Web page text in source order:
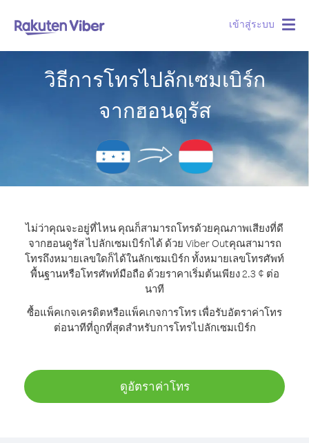
เข้าสู่ระบบ
วิธีการโทรไปลักเซมเบิร์ก
จากฮอนดูรัส
ไม่ว่าคุณจะอยู่ที่ไหน คุณก็สามารถโทรด้วยคุณภาพเสียงที่ดี
จากฮอนดูรัส ไปลักเซมเบิร์กได้ ด้วย Viber Outคุณสามารถ
โทรถึงหมายเลขใดก็ได้ในลักเซมเบิร์ก ทั้งหมายเลขโทรศัพท์
พื้นฐานหรือโทรศัพท์มือถือ ด้วยราคาเริ่มต้นเพียง 2.3 ¢ ต่อ
นาที
ซื้อแพ็คเกจเครดิตหรือแพ็คเกจการโทร เพื่อรับอัตราค่าโทร
ต่อนาทีที่ถูกที่สุดสำหรับการโทรไปลักเซมเบิร์ก
ดูอัตราค่าโทร